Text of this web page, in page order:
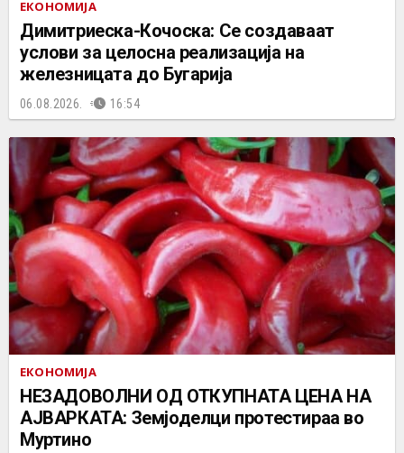
ЕКОНОМИЈА
Димитриеска-Кочоска: Се создаваат
услови за целосна реализација на
железницата до Бугарија
06.08.2026. 16:54
ЕКОНОМИЈА
НЕЗАДОВОЛНИ ОД ОТКУПНАТА ЦЕНА НА
АЈВАРКАТА: Земјоделци протестираа во
Муртино